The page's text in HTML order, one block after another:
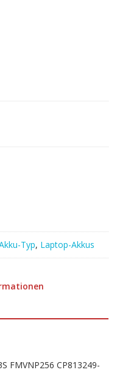
Typ, Laptop-Akkus
FMVNP256 CP813249-